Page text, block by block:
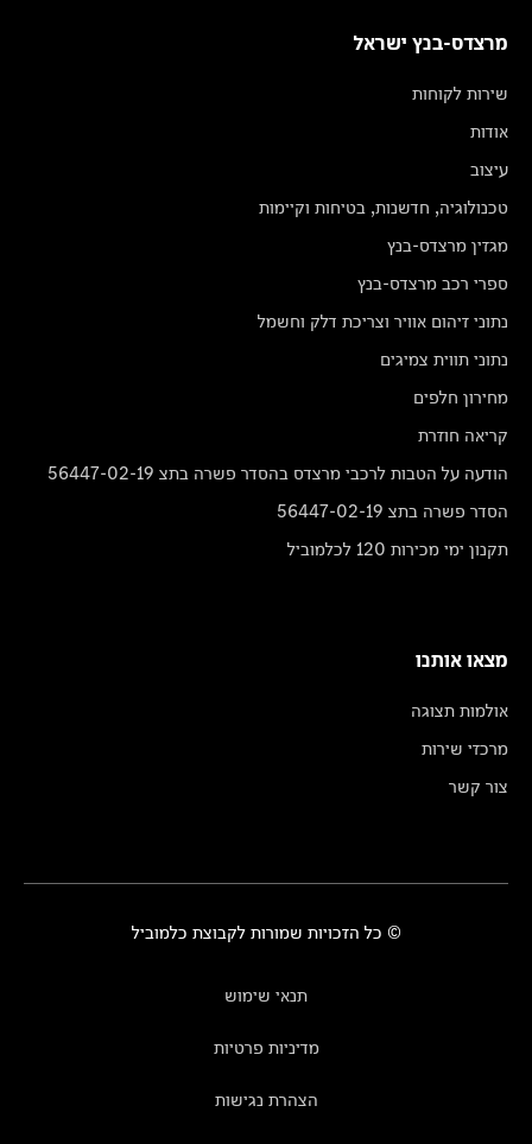
מרצדס-בנץ ישראל
שירות לקוחות
אודות
עיצוב
טכנולוגיה, חדשנות, בטיחות וקיימות
מגזין מרצדס-בנץ
ספרי רכב מרצדס-בנץ
נתוני זיהום אוויר וצריכת דלק וחשמל
נתוני תווית צמיגים
מחירון חלפים
קריאה חוזרת
הודעה על הטבות לרכבי מרצדס בהסדר פשרה בתצ 56447-02-19
הסדר פשרה בתצ 56447-02-19
תקנון ימי מכירות 120 לכלמוביל
מצאו אותנו
אולמות תצוגה
מרכזי שירות
צור קשר
© כל הזכויות שמורות לקבוצת כלמוביל
תנאי שימוש
מדיניות פרטיות
הצהרת נגישות